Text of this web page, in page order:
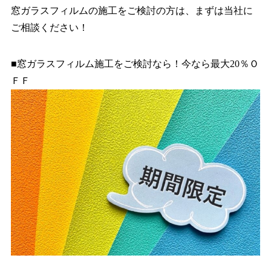
窓ガラスフィルムの施工をご検討の方は、まずは当社に
ご相談ください！
■窓ガラスフィルム施工をご検討なら！今なら最大20％Ｏ
ＦＦ